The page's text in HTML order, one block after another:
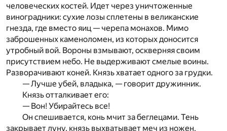
человеческих костей. Идет через уничтоженные
виноградники: сухие лозы сплетены в великанские
гнезда, где вместо яиц — черепа монахов. Мимо
заброшенных каменоломен, из которых доносится
утробный вой. Вороны взмывают, оскверняя своим
присутствием небо. Не выдерживают смелые воины.
Разворачивают коней. Князь хватает одного за грудки.
— Лучше убей, владыка, — говорит дружинник.
Князь отталкивает его:
— Вон! Убирайтесь все!
Он спешивается, конь мчит за беглецами. Тень
закрывает луну, князь выхватывает меч из ножен,